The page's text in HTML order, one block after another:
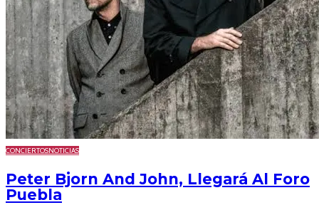
CONCIERTOSNOTICIAS
Peter Bjorn And John, Llegará Al Foro
Puebla